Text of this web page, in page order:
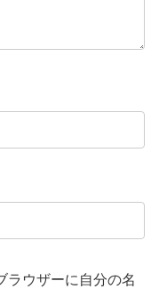
ラウザーに自分の名